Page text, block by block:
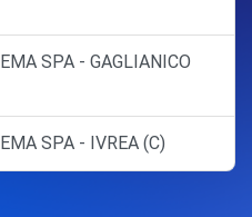
SPA - GAGLIANICO
SPA - IVREA (C)